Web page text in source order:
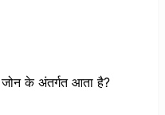
के अंतर्गत आता है?